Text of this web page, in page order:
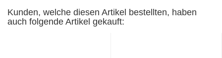
Kunden, welche diesen Artikel bestellten, haben
auch folgende Artikel gekauft: